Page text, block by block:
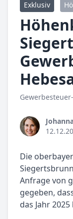
Exklusiv
Die
Anfrage von
gegeben,
das Jahr